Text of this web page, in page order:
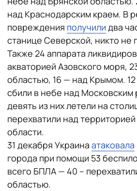
над Краснодарским краем. В
повреждения получили два
станице Северской, никто не
Также 24 аппарата
акваторией Азовского моря,
областью, 16 — над Крымом.
сбили в небе над Московским
девять из них летели на
перехватили над
области.
31 декабря Украина атаковала
города при помощи 53
всего БПЛА — 40 –
областью.